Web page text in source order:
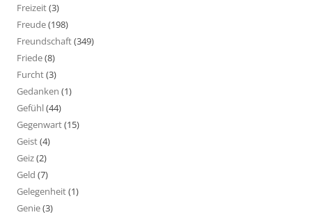
Freizeit(3)
Freude(198)
Freundschaft(349)
Friede(8)
Furcht(3)
Gedanken (1)
Gefühl(44)
Gegenwart(15)
Geist(4)
Geiz(2)
Geld (7)
Gelegenheit(1)
Genie(3)